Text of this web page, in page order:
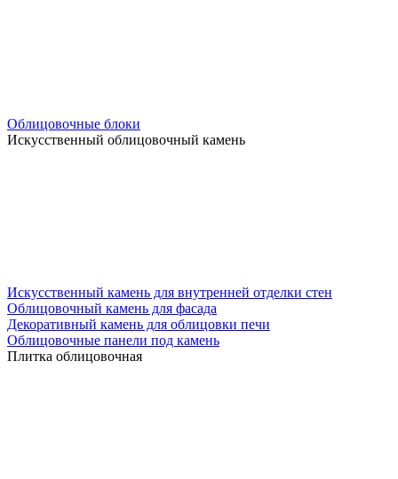
Облицовочные блоки
Искусственный облицовочный камень
Искусственный камень для внутренней отделки стен
Облицовочный камень для фасада
Декоративный камень для облицовки печи
Облицовочные панели под камень
Плитка облицовочная